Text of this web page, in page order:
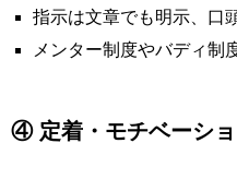
指示は文章でも明示、口
メンター制度やバディ制
④ 定着・モチベーシ